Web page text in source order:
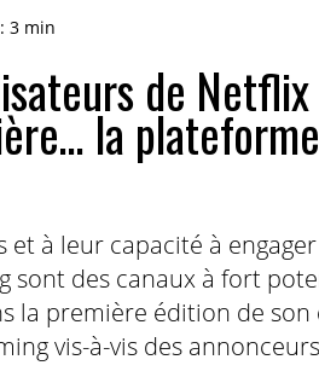
3 min
de
la
et à leur capacité à
sont des canaux à fort
la première édition de
vis-à-vis des